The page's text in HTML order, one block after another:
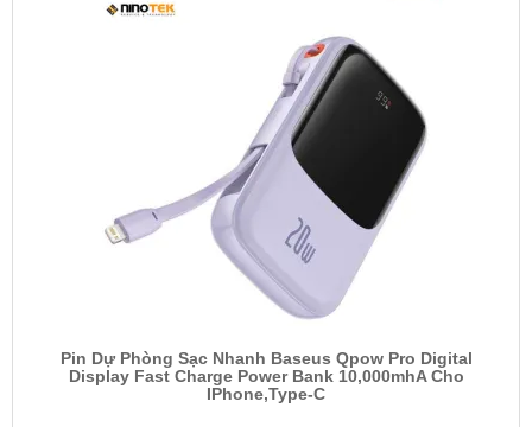
Pin Dự Phòng Sạc Nhanh Baseus Qpow Pro Digital
Display Fast Charge Power Bank 10,000mhA Cho
IPhone,Type-C